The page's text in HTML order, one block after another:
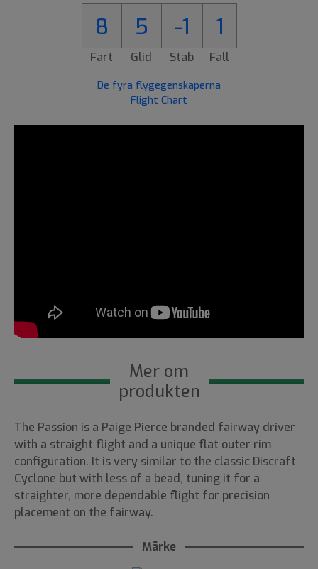
8 5 -1 1
Fart Glid Stab Fall
De fyra flygegenskaperna
Flight Chart
Mer om
produkten
The Passion is a Paige Pierce branded fairway driver
with a straight flight and a unique flat outer rim
configuration. It is very similar to the classic Discraft
Cyclone but with less of a bead, tuning it for a
straighter, more dependable flight for precision
placement on the fairway.
Märke